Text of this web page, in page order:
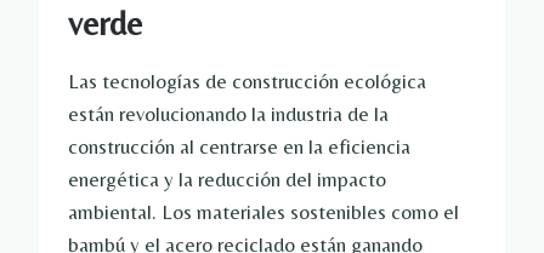
verde
Las tecnologías de construcción ecológica
están revolucionando la industria de la
construcción al centrarse en la eficiencia
energética y la reducción del impacto
ambiental. Los materiales sostenibles como el
bambú y el acero reciclado están ganando